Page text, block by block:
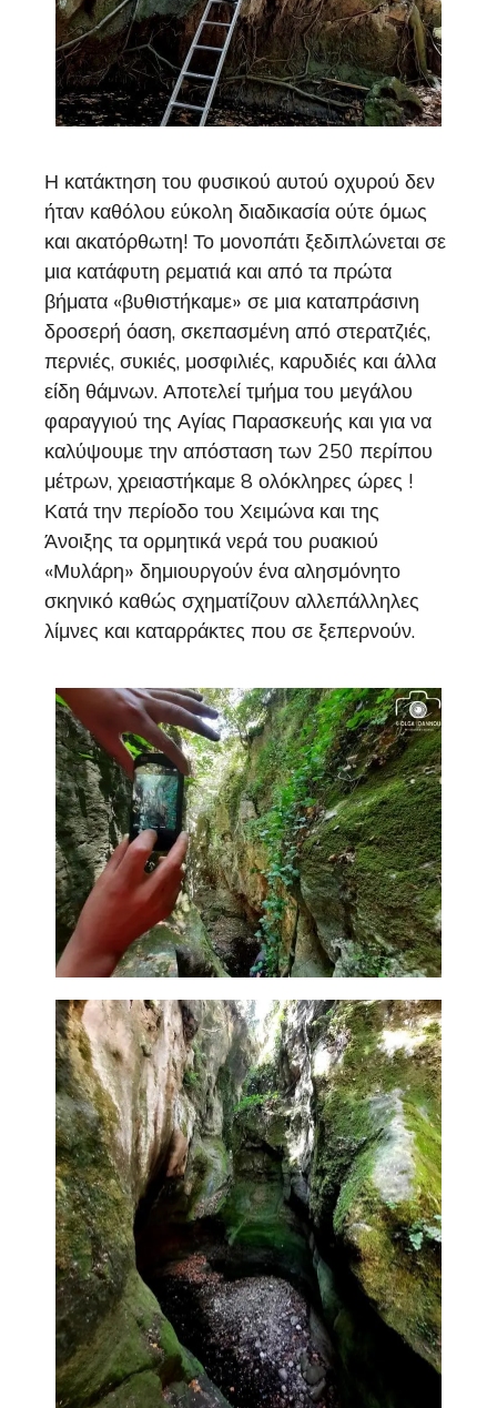
Η κατάκτηση του φυσικού αυτού οχυρού δεν
ήταν καθόλου εύκολη διαδικασία ούτε όμως
και ακατόρθωτη! Το μονοπάτι ξεδιπλώνεται σε
μια κατάφυτη ρεματιά και από τα πρώτα
βήματα «βυθιστήκαμε» σε μια καταπράσινη
δροσερή όαση, σκεπασμένη από στερατζιές,
περνιές, συκιές, μοσφιλιές, καρυδιές και άλλα
είδη θάμνων. Αποτελεί τμήμα του μεγάλου
φαραγγιού της Αγίας Παρασκευής και για να
καλύψουμε την απόσταση των 250 περίπου
μέτρων, χρειαστήκαμε 8 ολόκληρες ώρες !
Κατά την περίοδο του Χειμώνα και της
Άνοιξης τα ορμητικά νερά του ρυακιού
«Μυλάρη» δημιουργούν ένα αλησμόνητο
σκηνικό καθώς σχηματίζουν αλλεπάλληλες
λίμνες και καταρράκτες που σε ξεπερνούν.